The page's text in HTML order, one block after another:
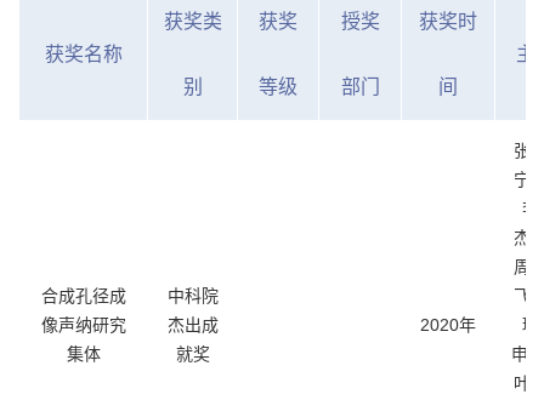
获奖名称
获奖类
别
获奖
等级
授奖
部门
获奖时
间
主
合成孔径成
像声纳研究
集体
中科院
杰出成
就奖
2020年
张
宁
李
杰
周
飞
琳
申
叶